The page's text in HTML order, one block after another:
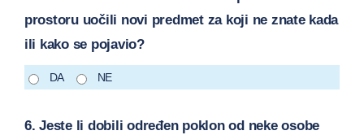
prostoru uočili novi predmet za koji ne znate kada
ili kako se pojavio?
DA NE
6. Jeste li dobili određen poklon od neke osobe